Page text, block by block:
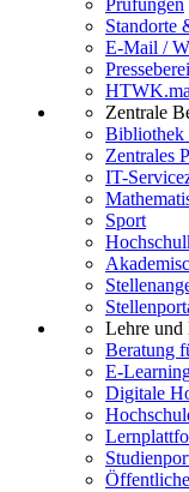
Prüfungen
Standorte
E-Mail /
Zentrale
Bibliothek
Zentrales
IT-
Sport
Lehre und
Beratung
E-
Digitale